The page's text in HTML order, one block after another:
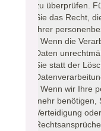
zu überprüfen.
Sie das Recht,
Ihrer
- Wenn die
Daten
Sie statt der
- Wenn wir Ihre
mehr benötigen,
Verteidigung